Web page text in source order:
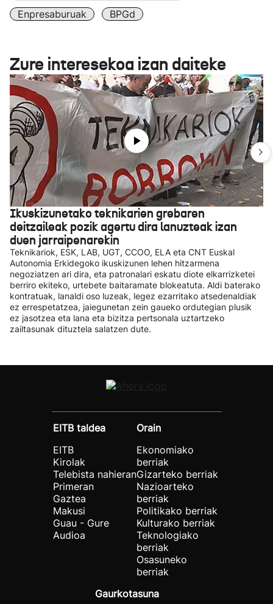
Enpresaburuak
BPGd
Zure interesekoa izan daiteke
Ikuskizunetako teknikarien grebaren
deitzaileak pozik agertu dira lanuzteak izan
duen jarraipenarekin
Teknikariok, ESK, LAB, UGT, CCOO, ELA eta CNT Euskal
Autonomia Erkidegoko ikuskizunen lehen hitzarmena
negoziatzen ari dira, eta patronalari eskatu diote elkarrizketei
berriro ekiteko, urtebete baitaramate blokeatuta. Aldi baterako
kontratuak, lanaldi oso luzeak, legez ezarritako atsedenaldiak
ez errespetatzea, jaiegunetan zein gaueko ordutegian plusik
ez jasotzea eta lana eta bizitza pertsonala uztartzeko
zailtasunak dituztela salatzen dute.
EITB taldea
EITB
Kirolak
Telebista nahieran
Primeran
Gaztea
Makusi
Guau - Gure
Audioa
Orain
Ekonomiako
berriak
Gizarteko berriak
Nazioarteko
berriak
Politikako berriak
Kulturako berriak
Teknologiako
berriak
Osasuneko
berriak
Gaurkotasuna